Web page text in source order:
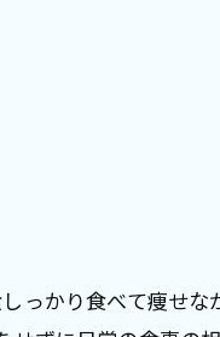
っかり食べて痩せ